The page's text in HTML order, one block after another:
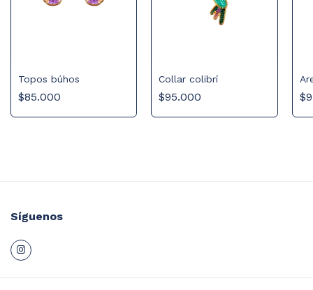
Topos búhos
$85.000
Collar colibrí
$95.000
Síguenos